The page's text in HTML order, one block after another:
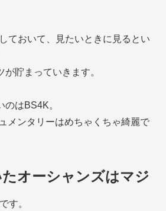
ておいて、見たいときに見るとい
貯まっていきます。
のはBS4K。
メンタリーはめちゃくちゃ綺麗で
オーシャンズはマジ
です。